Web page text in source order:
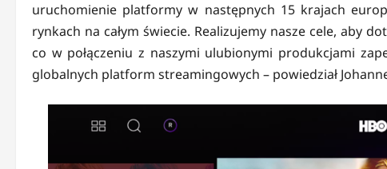
uruchomienie platformy w następnych 15 krajach
rynkach na całym świecie. Realizujemy nasze cele, aby
co w połączeniu z naszymi ulubionymi produkcjami
globalnych platform streamingowych – powiedział